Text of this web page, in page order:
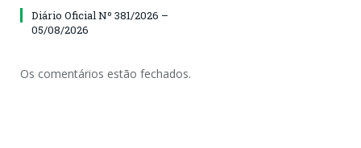
Diário Oficial Nº 381/2026 –
05/08/2026
Os comentários estão fechados.